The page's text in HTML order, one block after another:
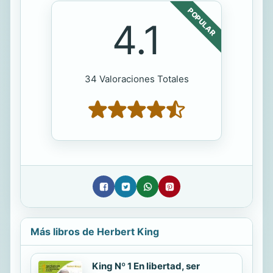
POPULAR
4.1
34 Valoraciones Totales
Más libros de Herbert King
King Nº 1 En libertad, ser